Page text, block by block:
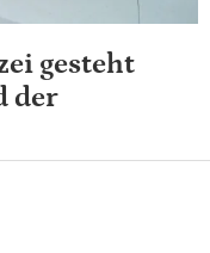
gesteht
der